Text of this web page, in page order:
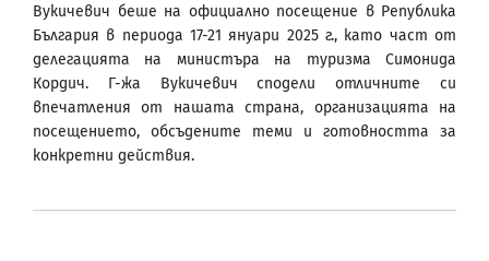
Вукичевич беше на официално посещение в Република
България в периода 17-21 януари 2025 г., като част от
делегацията на министъра на туризма Симонида
Кордич. Г-жа Вукичевич сподели отличните си
впечатления от нашата страна, организацията на
посещението, обсъдените теми и готовността за
конкретни действия.